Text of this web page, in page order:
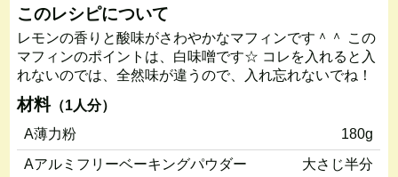
このレシピについて
レモンの香りと酸味がさわやかなマフィンです＾＾ この
マフィンのポイントは、白味噌です☆ コレを入れると入
れないのでは、全然味が違うので、入れ忘れないでね！
材料（1人分）
A薄力粉
180g
Aアルミフリーベーキングパウダー
大さじ半分